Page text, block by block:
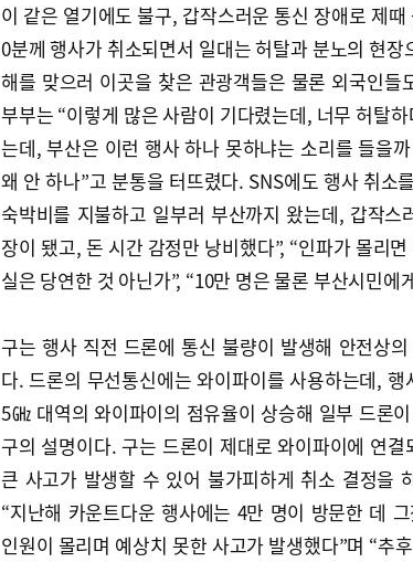
이 같은 열기에도 불구, 갑작스러운 통신 장애로 제
0분께 행사가 취소되면서 일대는 허탈과 분노의 현
해를 맞으러 이곳을 찾은 관광객들은 물론 외국인들
부부는 “이렇게 많은 사람이 기다렸는데, 너무 허탈
는데, 부산은 이런 행사 하나 못하냐는 소리를 들을
왜 안 하나”고 분통을 터뜨렸다. SNS에도 행사 취소
숙박비를 지불하고 일부러 부산까지 왔는데, 갑작
장이 됐고, 돈 시간 감정만 낭비했다”, “인파가 몰리
실은 당연한 것 아닌가”, “10만 명은 물론 부산시민
구는 행사 직전 드론에 통신 불량이 발생해 안전상
다. 드론의 무선통신에는 와이파이를 사용하는데,
5㎓ 대역의 와이파이의 점유율이 상승해 일부 드론
구의 설명이다. 구는 드론이 제대로 와이파이에 연
큰 사고가 발생할 수 있어 불가피하게 취소 결정을
“지난해 카운트다운 행사에는 4만 명이 방문한 데
인원이 몰리며 예상치 못한 사고가 발생했다”며 “추